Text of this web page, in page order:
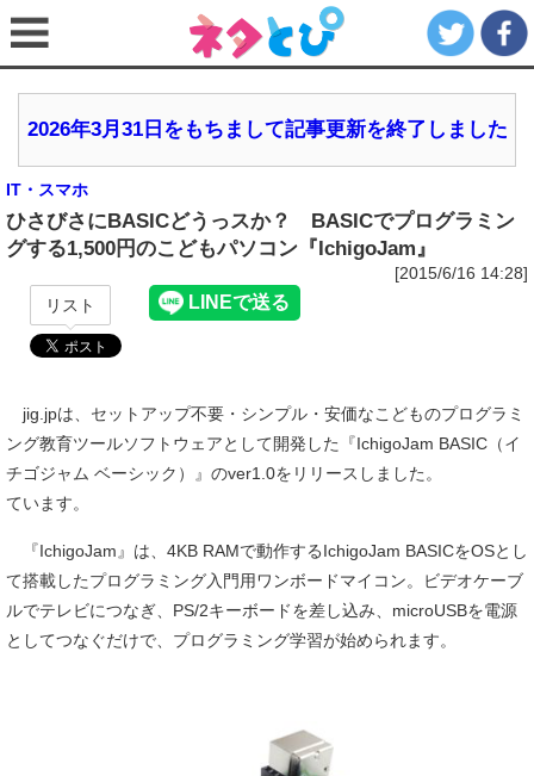
2026年3月31日をもちまして記事更新を終了しました
IT・スマホ
ひさびさにBASICどうっスか？ BASICでプログラミン
グする1,500円のこどもパソコン『IchigoJam』
[2015/6/16 14:28]
リスト
jig.jpは、セットアップ不要・シンプル・安価なこどものプログラミ
ング教育ツールソフトウェアとして開発した『IchigoJam BASIC（イ
チゴジャム ベーシック）』のver1.0をリリースしました。
ています。
『IchigoJam』は、4KB RAMで動作するIchigoJam BASICをOSとし
て搭載したプログラミング入門用ワンボードマイコン。ビデオケーブ
ルでテレビにつなぎ、PS/2キーボードを差し込み、microUSBを電源
としてつなぐだけで、プログラミング学習が始められます。